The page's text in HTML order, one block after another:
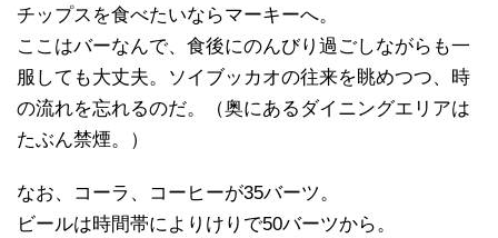
チップスを食べたいならマーキーへ。
ここはバーなんで、食後にのんびり過ごしながらも一
服しても大丈夫。ソイブッカオの往来を眺めつつ、時
の流れを忘れるのだ。（奥にあるダイニングエリアは
たぶん禁煙。）
なお、コーラ、コーヒーが35バーツ。
ビールは時間帯によりけりで50バーツから。